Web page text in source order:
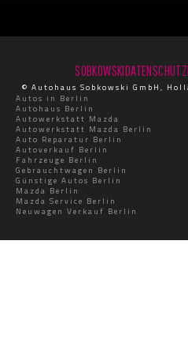
SOBKOWSKIDATENSCHUTZ
© Autohaus Sobkowski GmbH,
Autos in Berlin
Autohaus Berlin
Autowerkstatt Mazda
Autowerkstatt Mazda Berlin
Auto Reparatur Berlin
Autoverkauf Berlin
Fahrzeuge Berlin
Gebrauchtwagen Berlin
Günstige Autos Berlin
Mazda Berlin
Mazda Service Berlin
Neuwagen Verkauf Berlin